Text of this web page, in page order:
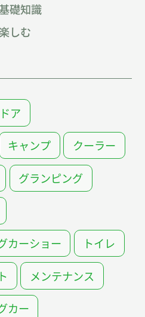
礎知識
しむ
ア
キャンプ クーラー
グランピング
カーショー トイレ
メンテナンス
カー